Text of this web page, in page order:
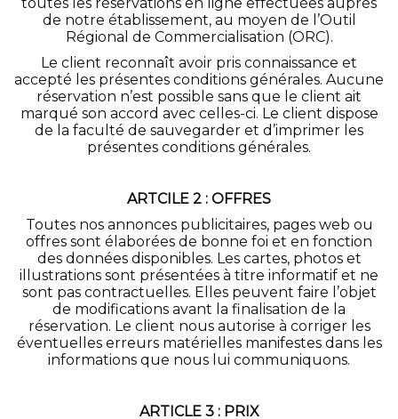
de notre établissement, au moyen de l’Outil
Régional de Commercialisation (ORC).
Le client reconnaît avoir pris connaissance et
accepté les présentes conditions générales. Aucune
réservation n’est possible sans que le client ait
marqué son accord avec celles-ci. Le client dispose
de la faculté de sauvegarder et d’imprimer les
présentes conditions générales.
ARTCILE 2 : OFFRES
Toutes nos annonces publicitaires, pages web ou
offres sont élaborées de bonne foi et en fonction
des données disponibles. Les cartes, photos et
illustrations sont présentées à titre informatif et ne
sont pas contractuelles. Elles peuvent faire l’objet
de modifications avant la finalisation de la
réservation. Le client nous autorise à corriger les
éventuelles erreurs matérielles manifestes dans les
informations que nous lui communiquons.
ARTICLE 3 : PRIX